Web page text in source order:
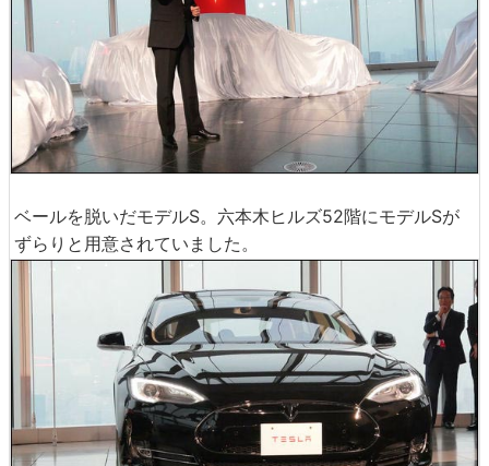
ベールを脱いだモデルS。六本木ヒルズ52階にモデルSが
ずらりと用意されていました。